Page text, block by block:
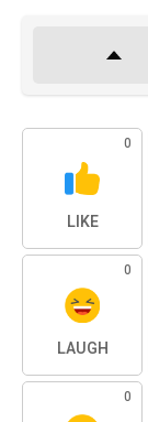
0
LIKE
0
LAUGH
0